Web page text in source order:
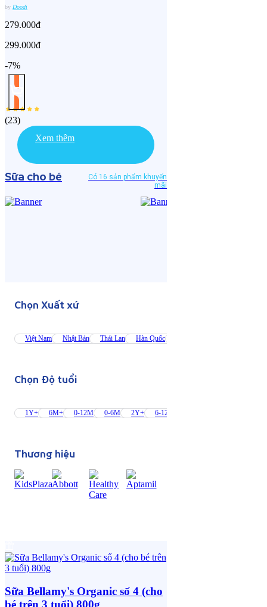
by Doodi
279.000đ
299.000đ
-7%
(23)
Xem thêm
Sữa cho bé
Có 16 sản phẩm khuyến
mãi
Chọn Xuất xứ
Việt Nam Nhật Bản Thái Lan Hàn Quốc
Chọn Độ tuổi
1Y+ 6M+ 0-12M 0-6M 2Y+ 6-12M
Thương hiệu
Sữa Bellamy's Organic số 4 (cho
bé trên 3 tuổi) 800g